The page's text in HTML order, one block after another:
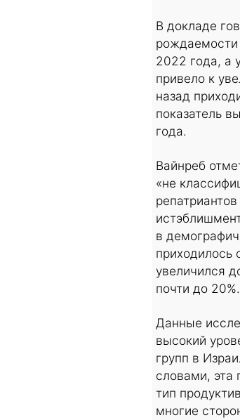
В докладе
2022 года, а
привело к
назад
показатель
года.
Вайнреб
«не
в
приходилось
увеличился
почти до 20%.
Данные
высокий
групп в
словами, эта
тип
многие